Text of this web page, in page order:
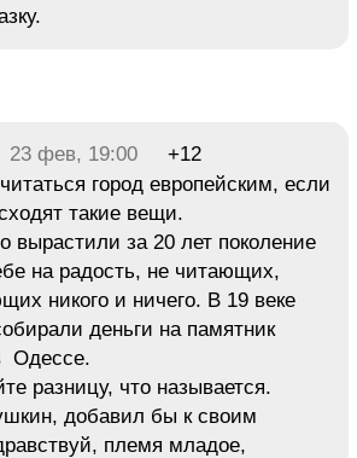
23 фев, 19:00
+12
город европейским, если
такие вещи.
вырастили за 20 лет поколение
на радость, не читающих,
никого и ничего. В 19 веке
деньги на памятник
Одессе.
разницу, что называется.
добавил бы к своим
племя младое,